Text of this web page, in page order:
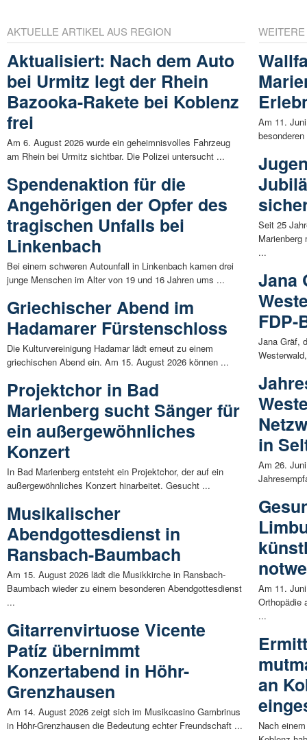
AKTUELLE ARTIKEL AUS REGION
Aktualisiert: Nach dem Auto
bei Urmitz legt der Rhein
Bazooka-Rakete bei Koblenz
frei
Am 6. August 2026 wurde ein geheimnisvolles Fahrzeug
am Rhein bei Urmitz sichtbar. Die Polizei untersucht ...
Spendenaktion für die
Angehörigen der Opfer des
tragischen Unfalls bei
Linkenbach
Bei einem schweren Autounfall in Linkenbach kamen drei
junge Menschen im Alter von 19 und 16 Jahren ums ...
Griechischer Abend im
Hadamarer Fürstenschloss
Die Kulturvereinigung Hadamar lädt erneut zu einem
griechischen Abend ein. Am 15. August 2026 können ...
Projektchor in Bad
Marienberg sucht Sänger für
ein außergewöhnliches
Konzert
In Bad Marienberg entsteht ein Projektchor, der auf ein
außergewöhnliches Konzert hinarbeitet. Gesucht ...
Musikalischer
Abendgottesdienst in
Ransbach-Baumbach
Am 15. August 2026 lädt die Musikkirche in Ransbach-
Baumbach wieder zu einem besonderen Abendgottesdienst
...
Gitarrenvirtuose Vicente
Patíz übernimmt
Konzertabend in Höhr-
Grenzhausen
Am 14. August 2026 zeigt sich im Musikcasino Gambrinus
in Höhr-Grenzhausen die Bedeutung echter Freundschaft ...
Am 11.
Seit 25
...
Jana
FDP-
Jana Gräf,
in
Am 26.
Am 11.
Orthopädie
...
an
Nach